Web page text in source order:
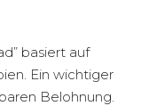
basiert auf
Ein wichtiger
Belohnung.